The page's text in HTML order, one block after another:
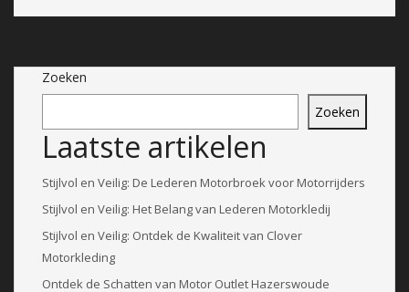
Zoeken
Zoeken
Laatste artikelen
Stijlvol en Veilig: De Lederen Motorbroek voor Motorrijders
Stijlvol en Veilig: Het Belang van Lederen Motorkledij
Stijlvol en Veilig: Ontdek de Kwaliteit van Clover
Motorkleding
Ontdek de Schatten van Motor Outlet Hazerswoude